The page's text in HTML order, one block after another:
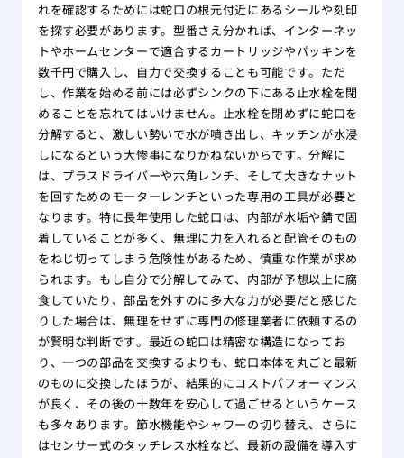
れを確認するためには蛇口の根元付近にあるシールや刻印
を探す必要があります。型番さえ分かれば、インターネッ
トやホームセンターで適合するカートリッジやパッキンを
数千円で購入し、自力で交換することも可能です。ただ
し、作業を始める前には必ずシンクの下にある止水栓を閉
めることを忘れてはいけません。止水栓を閉めずに蛇口を
分解すると、激しい勢いで水が噴き出し、キッチンが水浸
しになるという大惨事になりかねないからです。分解に
は、プラスドライバーや六角レンチ、そして大きなナット
を回すためのモーターレンチといった専用の工具が必要と
なります。特に長年使用した蛇口は、内部が水垢や錆で固
着していることが多く、無理に力を入れると配管そのもの
をねじ切ってしまう危険性があるため、慎重な作業が求め
られます。もし自分で分解してみて、内部が予想以上に腐
食していたり、部品を外すのに多大な力が必要だと感じた
りした場合は、無理をせずに専門の修理業者に依頼するの
が賢明な判断です。最近の蛇口は精密な構造になってお
り、一つの部品を交換するよりも、蛇口本体を丸ごと最新
のものに交換したほうが、結果的にコストパフォーマンス
が良く、その後の十数年を安心して過ごせるというケース
も多々あります。節水機能やシャワーの切り替え、さらに
はセンサー式のタッチレス水栓など、最新の設備を導入す